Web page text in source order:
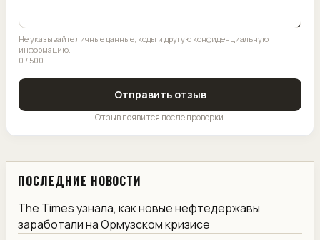
Не указывайте личные данные, коды и другую конфиденциальную
информацию.
0 / 500
Отправить отзыв
Отзыв появится после проверки.
ПОСЛЕДНИЕ НОВОСТИ
The Times узнала, как новые нефтедержавы
заработали на Ормузском кризисе